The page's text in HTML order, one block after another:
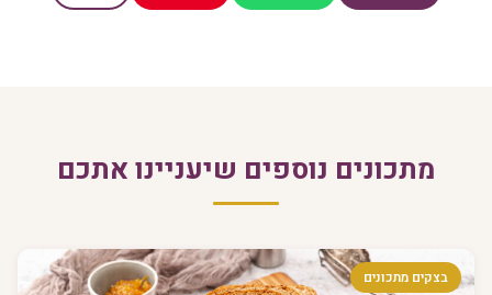
מתכונים נוספים שיעניינו אתכם
בצקים מתכונים